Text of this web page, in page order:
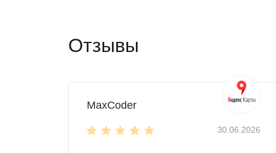
Отзывы
MaxCoder
30.06.2026